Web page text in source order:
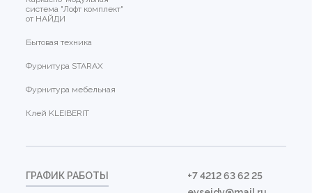
система "Лофт комплект"
от НАЙДИ
Бытовая техника
Фурнитура STARAX
Фурнитура мебельная
Клей KLEIBERIT
ГРАФИК РАБОТЫ
+7 4212 63 62 25